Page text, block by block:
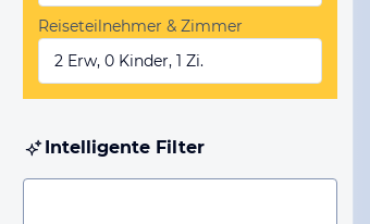
Reiseteilnehmer & Zimmer
2 Erw, 0 Kinder, 1 Zi.
Intelligente Filter